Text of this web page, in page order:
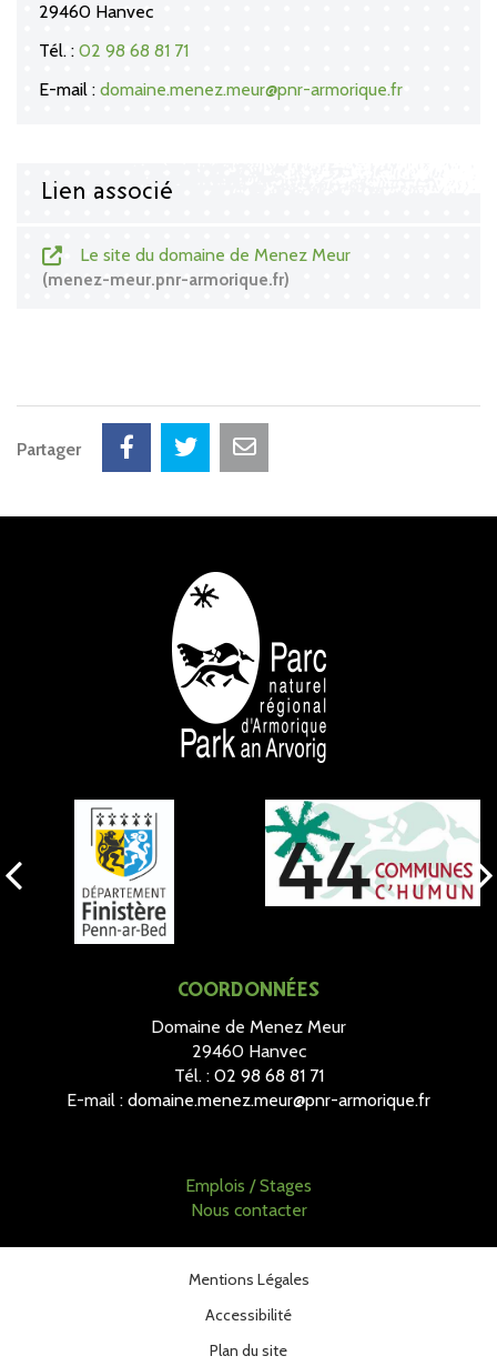
29460 Hanvec
Tél. : 02 98 68 81 71
E-mail : domaine.menez.meur@pnr-armorique.fr
Lien associé
Le site du domaine de Menez Meur
menez-meur.pnr-armorique.fr
Partager
NOS PARTENAIRES
COORDONNÉES
Domaine de Menez Meur
29460 Hanvec
Tél. : 02 98 68 81 71
E-mail : domaine.menez.meur@pnr-armorique.fr
Emplois / Stages
Nous contacter
Mentions Légales
Accessibilité
Plan du site